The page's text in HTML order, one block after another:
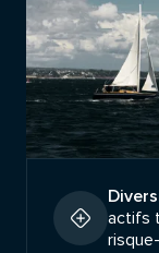
actifs